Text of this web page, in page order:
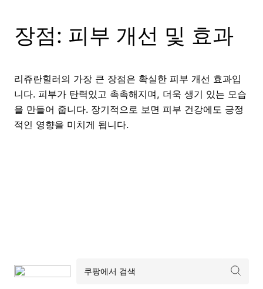
장점: 피부 개선 및 효과
리쥬란힐러의 가장 큰 장점은 확실한 피부 개선 효과입
니다. 피부가 탄력있고 촉촉해지며, 더욱 생기 있는 모습
을 만들어 줍니다. 장기적으로 보면 피부 건강에도 긍정
적인 영향을 미치게 됩니다.